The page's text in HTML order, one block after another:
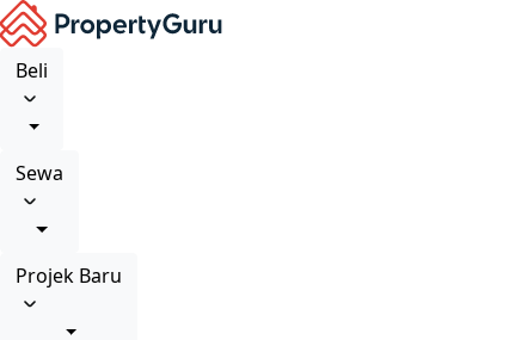
Beli
Sewa
Projek Baru